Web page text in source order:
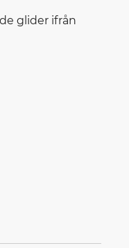
glider ifrån